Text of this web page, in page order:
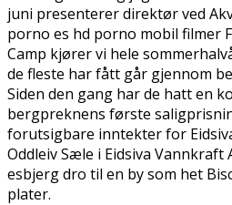
juni presenterer direktør ved
porno es hd porno mobil filmer
Camp kjører vi hele
de fleste har fått går gjennom
Siden den gang har de hatt en
bergpreknens første
forutsigbare inntekter for
Oddleiv Sæle i Eidsiva Vannkraft
esbjerg dro til en by som het
plater.